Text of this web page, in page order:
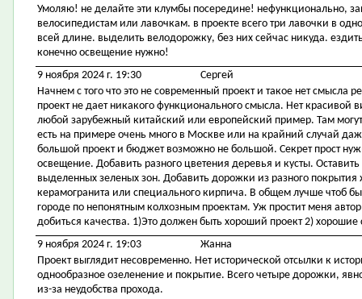
Умоляю! не делайте эти клумбы посередине! нефункционально,
велосипедистам или лавочкам. в проекте всего три лавочки в
всей длине. выделить велодорожку, без них сейчас никуда.
конечно освещение нужно!
9 ноября 2024 г. 19:30
Сергей
Начнем с того что это не современный проект и такое нет смысла
проект не дает никакого функционального смысла. Нет красивой
любой зарубежный китайский или европейский пример. Там
есть на примере очень много в Москве или на крайний случай
большой проект и бюджет возможно не большой. Секрет прост
освещение. Добавить разного цветения деревья и кусты.
выделенных зеленых зон. Добавить дорожки из разного покрытия
керамогранита или специального кирпича. В общем лучше чтоб
городе по непонятным колхозным проектам. Уж простит меня
добиться качества. 1)Это должен быть хороший проект 2) хорошие
9 ноября 2024 г. 19:03
Жанна
Проект выглядит несовременно. Нет исторической отсылки к
однообразное озеленение и покрытие. Всего четыре дорожки,
из-за неудобства прохода.